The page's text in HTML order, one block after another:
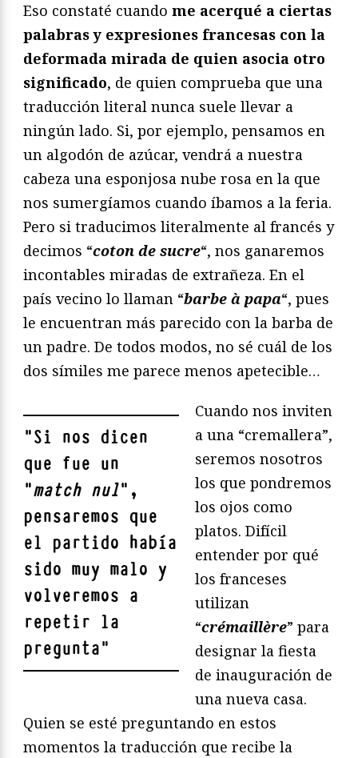
Eso constaté cuando me acerqué a ciertas
palabras y expresiones francesas con la
deformada mirada de quien asocia otro
significado, de quien comprueba que una
traducción literal nunca suele llevar a
ningún lado. Si, por ejemplo, pensamos en
un algodón de azúcar, vendrá a nuestra
cabeza una esponjosa nube rosa en la que
nos sumergíamos cuando íbamos a la feria.
Pero si traducimos literalmente al francés y
decimos “coton de sucre“, nos ganaremos
incontables miradas de extrañeza. En el
país vecino lo llaman “barbe à papa“, pues
le encuentran más parecido con la barba de
un padre. De todos modos, no sé cuál de los
dos símiles me parece menos apetecible…
"Si nos dicen
que fue un
“match nul”,
pensaremos que
el partido había
sido muy malo y
volveremos a
repetir la
pregunta"
Cuando nos inviten
a una “cremallera”,
seremos nosotros
los que pondremos
los ojos como
platos. Difícil
entender por qué
los franceses
utilizan
“crémaillère” para
designar la fiesta
de inauguración de
una nueva casa.
Quien se esté preguntando en estos
momentos la traducción que recibe la